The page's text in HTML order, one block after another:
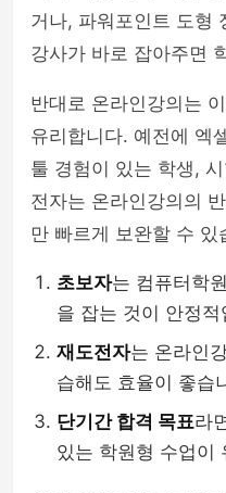
거나, 파워포인트 도형
강사가 바로 잡아주면
반대로 온라인강의는
유리합니다. 예전에 엑
툴 경험이 있는 학생,
전자는 온라인강의의
만 빠르게 보완할 수 있
초보자는 컴퓨터학
을 잡는 것이 안정적
재도전자는 온라인
습해도 효율이 좋습
단기간 합격 목표라
있는 학원형 수업이